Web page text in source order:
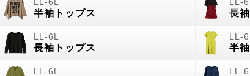
半袖トップス
長袖トップス
長
半